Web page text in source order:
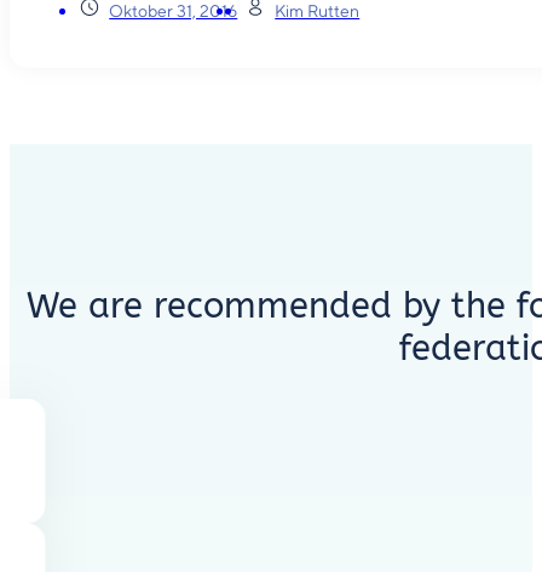
Oktober 31, 2016 Kim Rutten
We are recommended by the